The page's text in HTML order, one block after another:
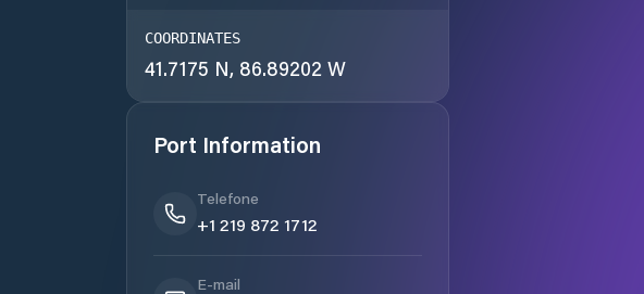
COORDINATES
41.7175 N, 86.89202 W
Port Information
Telefone
+1 219 872 1712
E-mail